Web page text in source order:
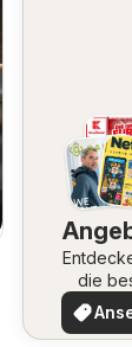
die